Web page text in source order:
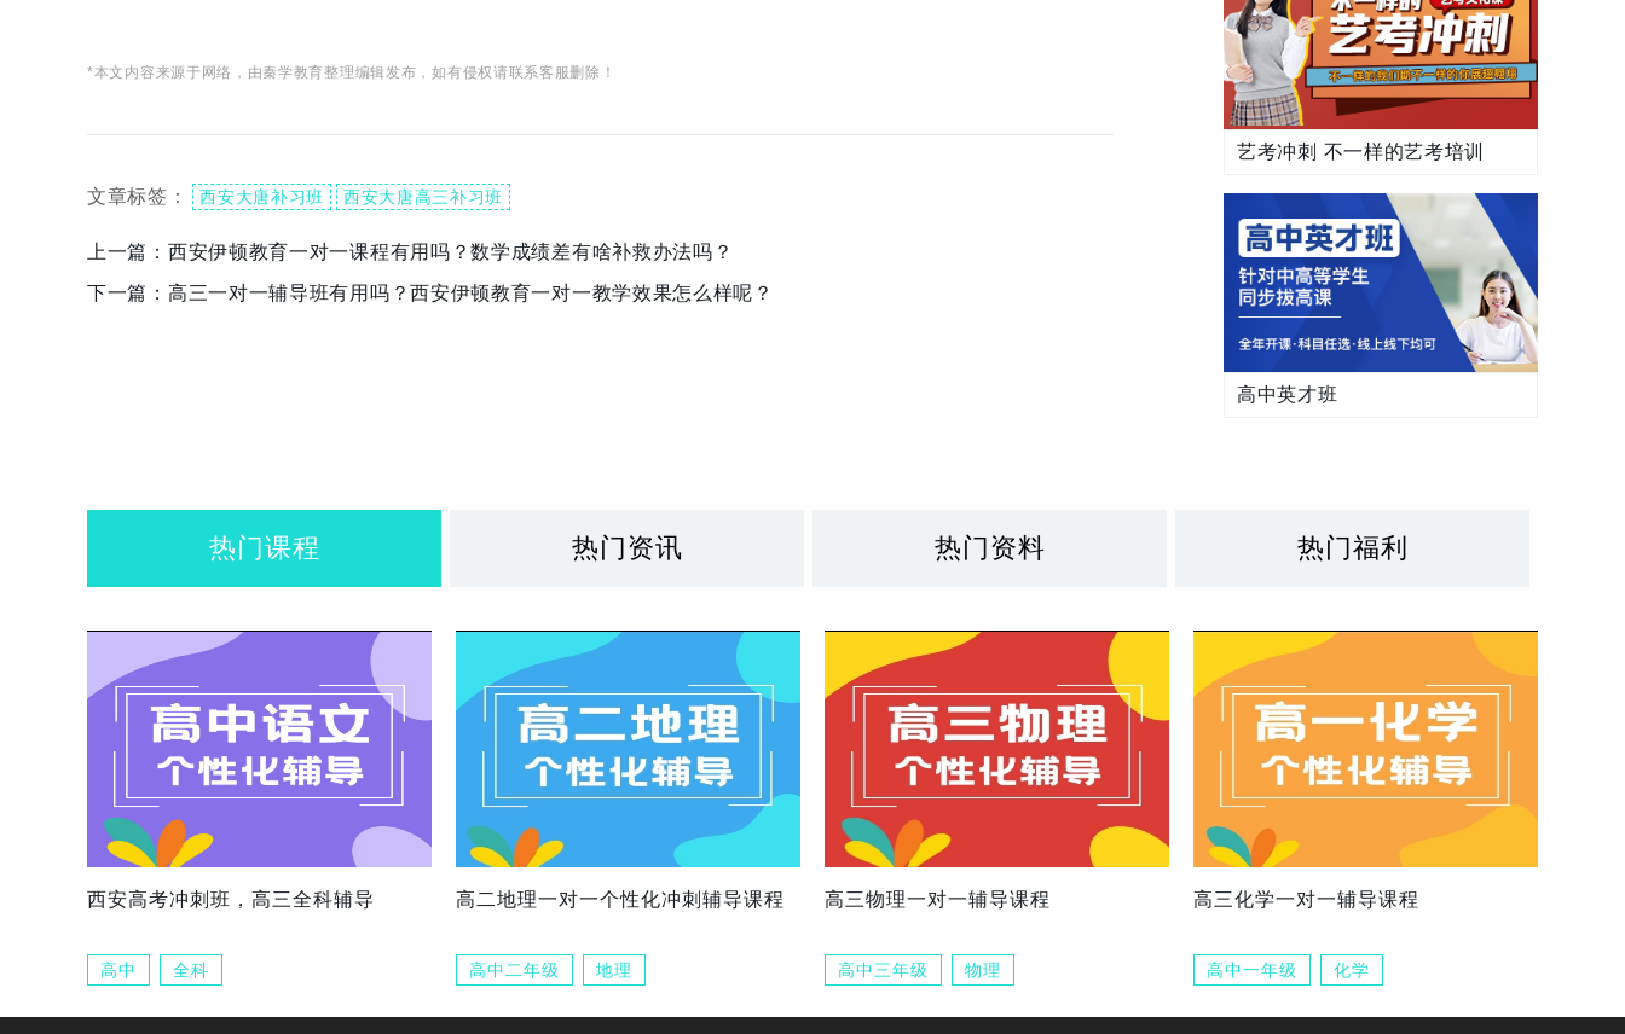
*本文内容来源于网络，由秦学教育整理编辑发布，如有侵权请联系客服删除！
文章标签： 西安大唐补习班 西安大唐高三补习班
上一篇： 西安伊顿教育一对一课程有用吗？数学成绩差有啥补救办法吗？
下一篇： 高三一对一辅导班有用吗？西安伊顿教育一对一教学效果怎么样呢？
艺考冲刺 不一样的艺考培训
高中英才班
热门课程 热门资讯 热门资料 热门福利
西安高考冲刺班，高三全科辅导
高中 全科
高二地理一对一个性化冲刺辅导课程
高中二年级 地理
高三物理一对一辅导课程
高中三年级 物理
高三化学一对一辅导课程
高中一年级 化学